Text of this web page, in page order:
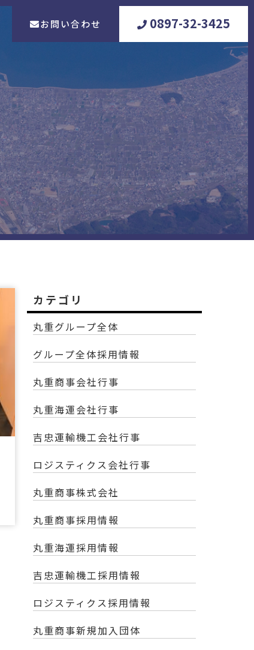
お問い合わせ 0897-32-3425
カテゴリ
丸重グループ全体
グループ全体採用情報
丸重商事会社行事
丸重海運会社行事
吉忠運輸機工会社行事
ロジスティクス会社行事
丸重商事株式会社
丸重商事採用情報
丸重海運採用情報
吉忠運輸機工採用情報
ロジスティクス採用情報
丸重商事新規加入団体